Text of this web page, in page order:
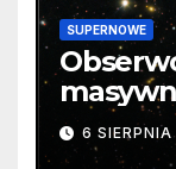
SUPERNOWE
cenne
6